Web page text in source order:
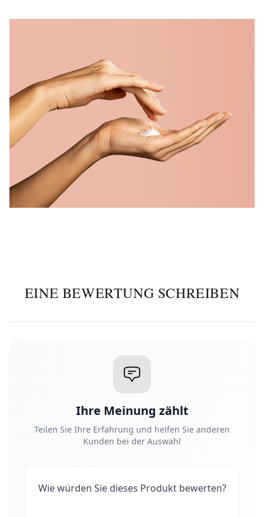
EINE BEWERTUNG SCHREIBEN
Ihre Meinung zählt
Teilen Sie Ihre Erfahrung und helfen Sie anderen
Kunden bei der Auswahl
Wie würden Sie dieses Produkt bewerten?